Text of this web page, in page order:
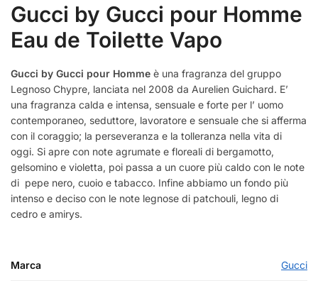
Gucci by Gucci pour Homme
Eau de Toilette Vapo
Gucci by Gucci pour Homme è una fragranza del gruppo
Legnoso Chypre, lanciata nel 2008 da Aurelien Guichard. E’
una fragranza calda e intensa, sensuale e forte per l’ uomo
contemporaneo, seduttore, lavoratore e sensuale che si afferma
con il coraggio; la perseveranza e la tolleranza nella vita di
oggi. Si apre con note agrumate e floreali di bergamotto,
gelsomino e violetta, poi passa a un cuore più caldo con le note
di pepe nero, cuoio e tabacco. Infine abbiamo un fondo più
intenso e deciso con le note legnose di patchouli, legno di
cedro e amirys.
Marca Gucci